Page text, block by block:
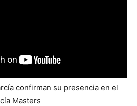
confirman su presencia en el
Masters